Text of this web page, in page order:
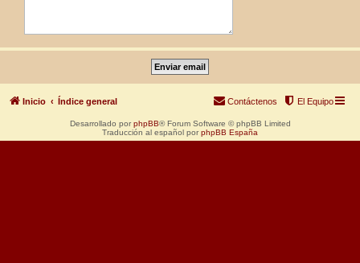
Inicio Índice general El Equipo
Contáctenos
Desarrollado por phpBB® Forum Software © phpBB Limited
Traducción al español por phpBB España